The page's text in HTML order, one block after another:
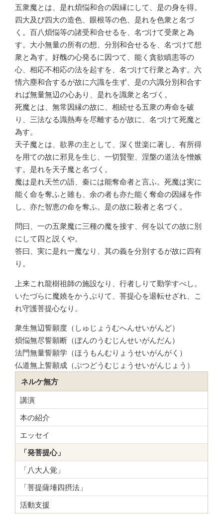
五衆魔とは、是れ煩悩和合の因縁にして、是の身を得。
四大及び四大の造色、眼根等の色、是れを色衆と名づ
く。百八煩悩等の諸受和合せるを、名づけて受衆と為
す。大小無量の所有の想、分別和合せるを、名づけて想
衆と為す。好醜の心発るに因つて、能く貪欲瞋恚等の
心、相応不相応の法を起すを、名づけて行衆と為す。六
情六塵和合するが故に六識を生ず、是の六識分別和合す
れば無量無辺の心あり、是れを識衆と名づく。
死魔とは、無常因縁の故に、相続せる五衆の寿命を破
り、三法なる識熱寿を尽離するが故に、名づけて死魔と
為す。
天子魔とは、欲界の主として、深く世楽に著し、有所得
を用ての故に邪見を生じ、一切賢聖、涅槃の道法を憎嫉
す。是れを天子魔と名づく。
魔は是れ天竺の語、秦には能奪命者と言ふ。死魔は実に
能く命を奪ふと雖も、余の者も亦た能く奪命の因縁を作
し、亦た智恵の命を奪ふ。是の故に殺者と名づく。
問曰、一の五衆魔に三種の魔を接す、何を以ての故に別
にして四と説くや。
答曰、実に是れ一魔なり、其の義を分別するが故に四有
り。
上来これ龍樹祖師の施設なり、行者しりて勤学すべし。
いたづらに魔嬈をかうぶりて、菩提心を退転せざれ、こ
れ守護菩提心なり。
衆生無辺誓願度（しゅじょうむへんせいがんど）
煩悩無尽誓願断（ぼんのうむじんせいがんだん）
法門無量誓願学（ほうもんむりょうせいがんがく）
仏道無上誓願成（ぶつどうむじょうせいがんじょう）
ネルケ無方
講演
本の紹介
エッセイ
「発菩提心」
「八大人覚」
「菩提薩埵四摂法」
活動支援